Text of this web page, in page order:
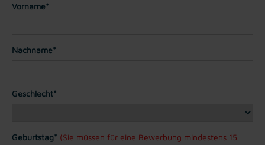
Vorname*
Nachname*
Geschlecht*
Geburtstag* (Sie müssen für eine Bewerbung mindestens 15